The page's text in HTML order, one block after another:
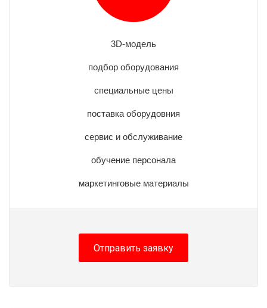
3D-модель
подбор оборудования
специальные цены
поставка оборудовния
сервис и обслуживание
обучение персонала
маркетинговые материалы
Отправить заявку